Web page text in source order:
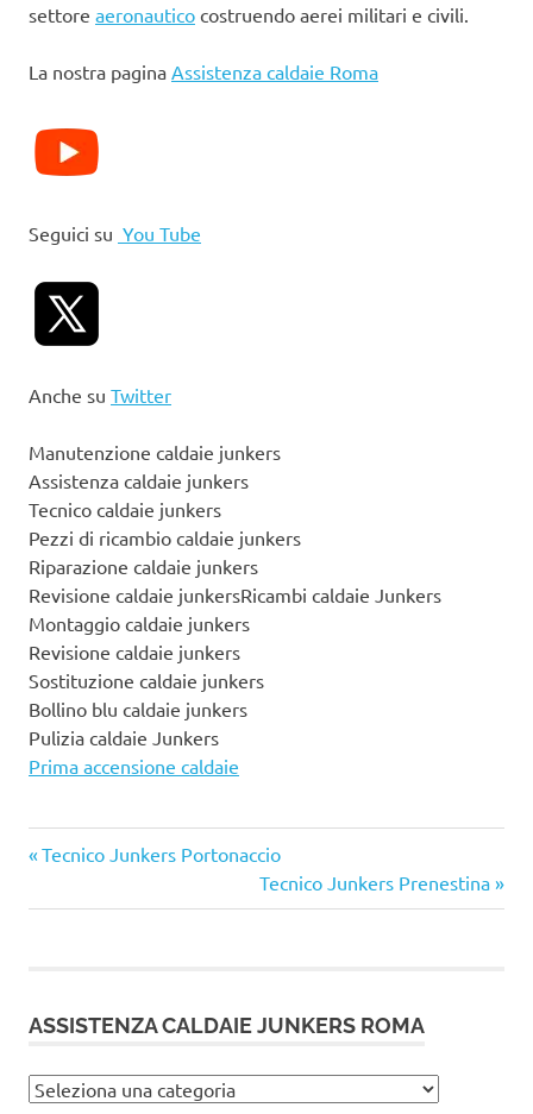
settore aeronautico costruendo aerei militari e civili.
La nostra pagina Assistenza caldaie Roma
Seguici su You Tube
Anche su Twitter
Manutenzione caldaie junkers
Assistenza caldaie junkers
Tecnico caldaie junkers
Pezzi di ricambio caldaie junkers
Riparazione caldaie junkers
Revisione caldaie junkersRicambi caldaie Junkers
Montaggio caldaie junkers
Revisione caldaie junkers
Sostituzione caldaie junkers
Bollino blu caldaie junkers
Pulizia caldaie Junkers
Prima accensione caldaie
Navigazione
articoli
Articolo
Tecnico Junkers Portonaccio
Articolo
successivo:
Tecnico Junkers Prenestina
ASSISTENZA CALDAIE JUNKERS ROMA
Assistenza